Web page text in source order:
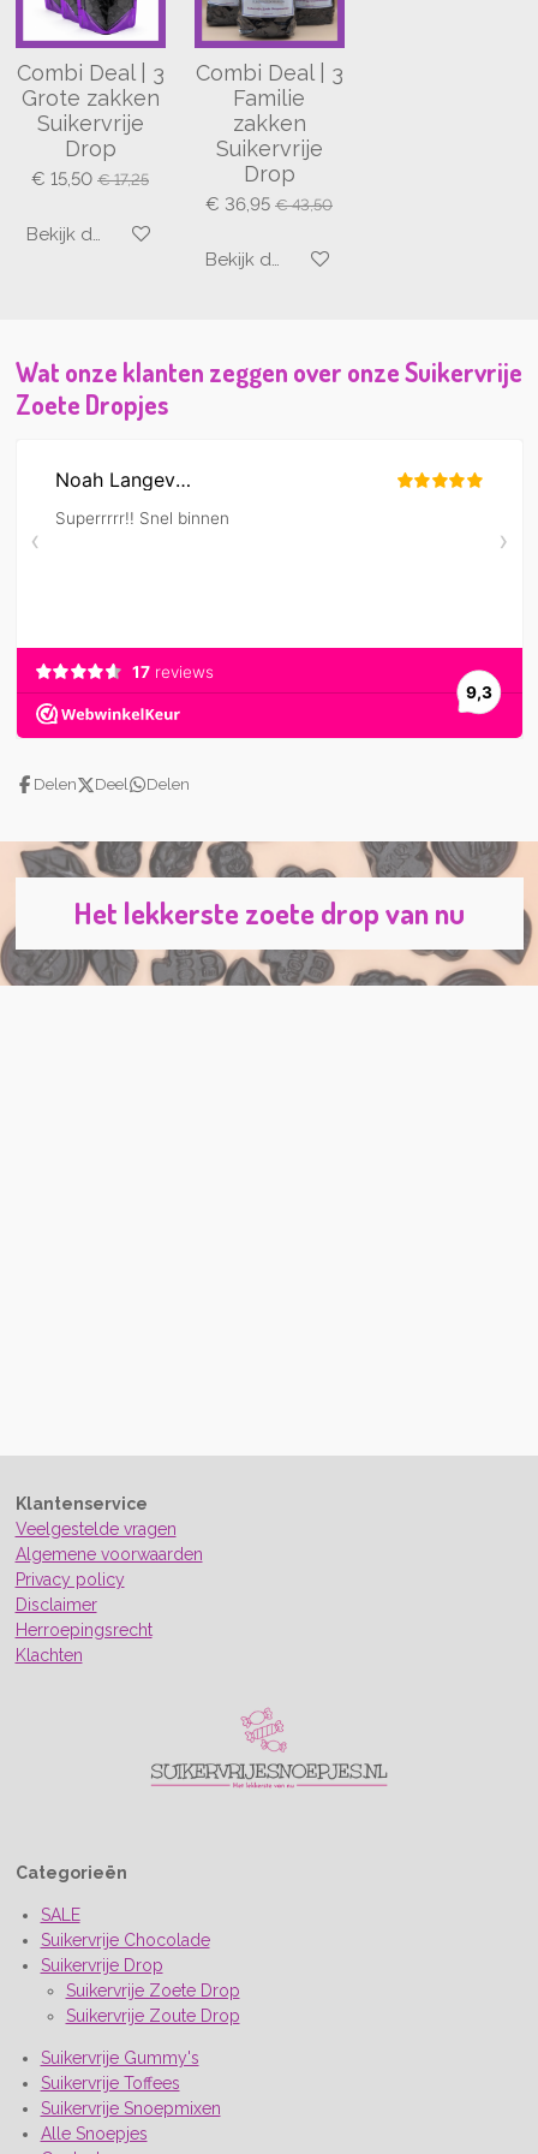
Combi Deal | 3
Grote zakken
Suikervrije
Drop
€ 15,50 € 17,25
Bekijk details
Combi Deal | 3
Familie
zakken
Suikervrije
Drop
€ 36,95 € 43,50
Bekijk details
Wat onze klanten zeggen over onze Suikervrije
Zoete Dropjes
Delen Deel Delen
Het lekkerste zoete drop van nu
Klantenservice
Veelgestelde vragen
Algemene voorwaarden
Privacy policy
Disclaimer
Herroepingsrecht
Klachten
Categorieën
SALE
Suikervrije Chocolade
Suikervrije Drop
Suikervrije Zoete Drop
Suikervrije Zoute Drop
Suikervrije Gummy's
Suikervrije Toffees
Suikervrije Snoepmixen
Alle Snoepjes